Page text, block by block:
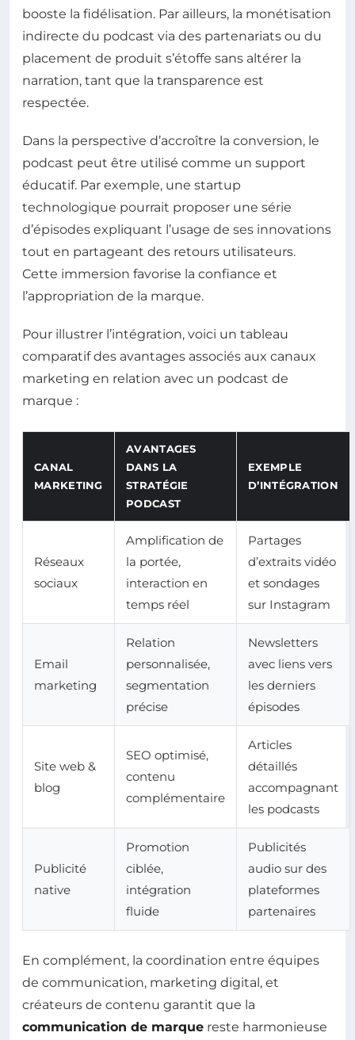
booste la fidélisation. Par ailleurs, la monétisation
indirecte du podcast via des partenariats ou du
placement de produit s’étoffe sans altérer la
narration, tant que la transparence est
respectée.
Dans la perspective d’accroître la conversion, le
podcast peut être utilisé comme un support
éducatif. Par exemple, une startup
technologique pourrait proposer une série
d’épisodes expliquant l’usage de ses innovations
tout en partageant des retours utilisateurs.
Cette immersion favorise la confiance et
l’appropriation de la marque.
Pour illustrer l’intégration, voici un tableau
comparatif des avantages associés aux canaux
marketing en relation avec un podcast de
marque :
CANAL
MARKETING
AVANTAGES
DANS LA
STRATÉGIE
PODCAST
EXEMPLE
D’INTÉGRATION
Réseaux
sociaux
Amplification de
la portée,
interaction en
temps réel
Partages
d’extraits vidéo
et sondages
sur Instagram
Email
marketing
Relation
personnalisée,
segmentation
précise
Newsletters
avec liens vers
les derniers
épisodes
Site web &
blog
SEO optimisé,
contenu
complémentaire
Articles
détaillés
accompagnant
les podcasts
Publicité
native
Promotion
ciblée,
intégration
fluide
Publicités
audio sur des
plateformes
partenaires
En complément, la coordination entre équipes
de communication, marketing digital, et
créateurs de contenu garantit que la
communication de marque reste harmonieuse